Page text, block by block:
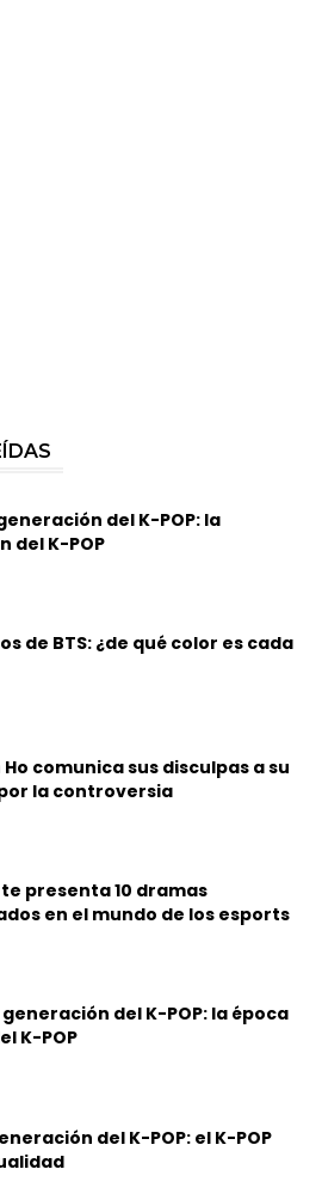
del K-POP: la
del K-POP
de BTS: ¿de qué color es cada
Ho comunica sus disculpas a su
la controversia
te presenta 10 dramas
en el mundo de los esports
del K-POP: la época
K-POP
del K-POP: el K-POP